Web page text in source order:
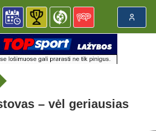
– vėl geriausias